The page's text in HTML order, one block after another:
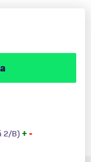
2/B) + -